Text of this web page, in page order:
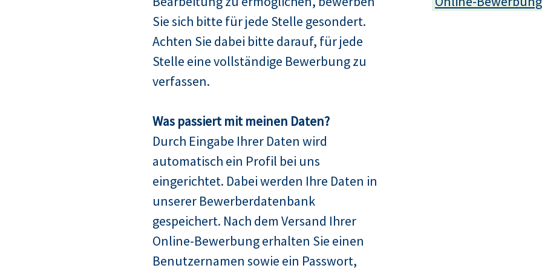
Sie sich bitte für jede Stelle gesondert.
Achten Sie dabei bitte darauf, für jede
Stelle eine vollständige Bewerbung zu
verfassen.
Was passiert mit meinen Daten?
Durch Eingabe Ihrer Daten wird
automatisch ein Profil bei uns
eingerichtet. Dabei werden Ihre Daten in
unserer Bewerberdatenbank
gespeichert. Nach dem Versand Ihrer
Online-Bewerbung erhalten Sie einen
Benutzernamen sowie ein Passwort,